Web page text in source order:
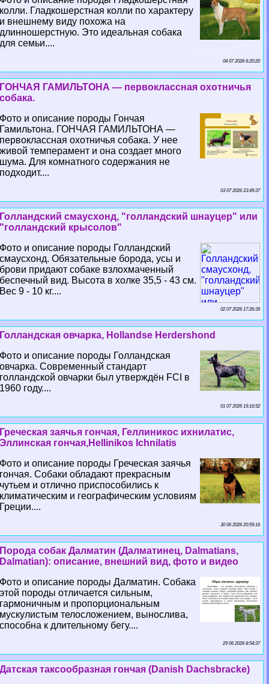
колли. Гладкошерстная колли по хаpaктеру
и внешнему виду похожа на
длинношерстную. Это идеальная собака
для семьи....
04 07 2026 6:20:20
ГОНЧАЯ ГАМИЛЬТОНА — первоклассная охотничья
собака.
Фото и описание породы Гончая
Гамильтона. ГОНЧАЯ ГАМИЛЬТОНА —
первоклассная охотничья собака. У нее
живой темперамент и она создает много
шума. Для комнатного содержания не
подходит....
03 07 2026 23:49:37
Голландский смаусхонд, "голландский шнауцер" или
"голландский крысолов"
Фото и описание породы Голландский
смаусхонд. Обязательные борода, усы и
брови придают собаке взлохмаченный
беспечный вид. Высота в холке 35,5 - 43 см.
Вес 9 - 10 кг....
02 07 2026 17:26:39
Голландская овчарка, Hollandse Herdershond
Фото и описание породы Голландская
овчарка. Современный стандарт
голландской овчарки был утверждён FCI в
1960 году....
01 07 2026 19:16:52
Греческая заячья гончая, Геллиникос ихнилатис,
Эллинская гончая,Hellinikos Ichnilatis
Фото и описание породы Греческая заячья
гончая. Собаки обладают прекрасным
чутьем и отлично приспособились к
климатическим и географическим условиям
Греции....
30 06 2026 20:59:16
Порода собак Далматин (Далматинец, Dalmatians,
Dalmatian): описание, внешний вид, фото и видео
Фото и описание породы Далматин. Собака
этой породы отличается сильным,
гармоничным и пропорциональным
мускулистым телосложением, вынослива,
способна к длительному бегу....
29 06 2026 8:54:37
Датская таксообразная гончая (Danish Dachsbracke)